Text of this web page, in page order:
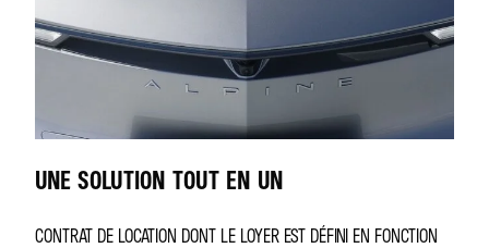
UNE SOLUTION TOUT EN UN
CONTRAT DE LOCATION DONT LE LOYER EST DÉFINI EN FONCTION